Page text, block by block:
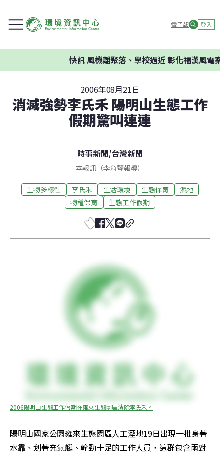
電子報 登入
快訊風機離聚落、學校過近 彰化福漢風電案環
2006年08月21日
消滅強勢李氏禾 陽明山生態工作
假期驚叫連連
時事新聞/台灣新聞
本報訊（李育琴報導）
生物多樣性 李氏禾 生活環境 生態保育
濕地
物種保育
生態工作假期
2006陽明山生態工作假期在雍來生態園區清除李氏禾。
陽明山國家公園雍來生態園區人工溼地19日出現一批身著
水靠、划著充氣艇、幹勁十足的工作人員，這群包含兩對